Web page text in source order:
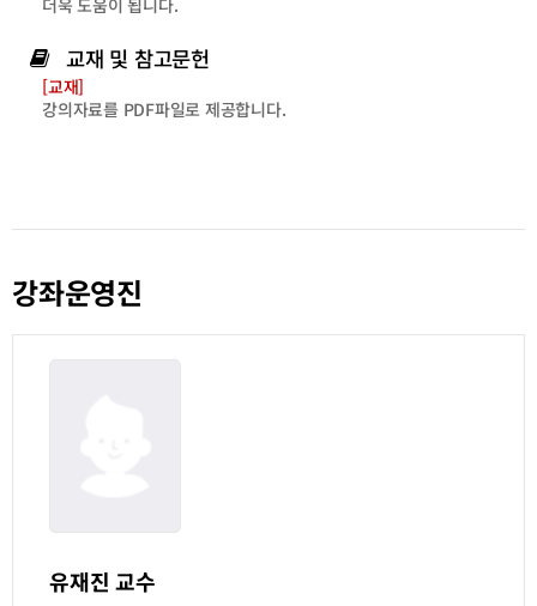
더욱 도움이 됩니다.
교재 및 참고문헌
[교재]
강의자료를 PDF파일로 제공합니다.
강좌운영진
유재진 교수